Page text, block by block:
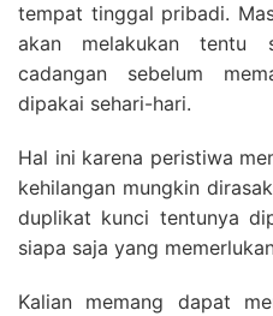
tempat tinggal pribadi.
akan melakukan tentu
cadangan sebelum
dipakai sehari-hari.
Hal ini karena peristiwa
kehilangan mungkin
duplikat kunci tentunya
siapa saja yang
Kalian memang dapat